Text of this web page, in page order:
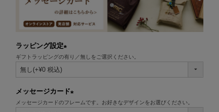
ラッピング設定
(必
ギフトラッピングの有り／無しをご選択ください。
メッセージカード
(必
メッセージカードのフレームです。お好きなデザインをお選びください。